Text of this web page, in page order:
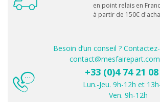
en point relais en
à partir de 150€
Besoin d’un conseil ?
contact@mesfairepart.com
+33 (0)4 74 21
Lun.-Jeu. 9h-12h et
Ven. 9h-12h